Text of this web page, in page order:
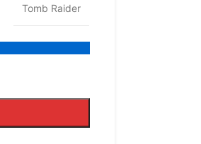
Tomb Raider